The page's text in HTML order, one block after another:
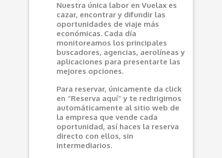
Nuestra única labor en Vuelax es
cazar, encontrar y difundir las
oportunidades de viaje más
económicas. Cada día
monitoreamos los principales
buscadores, agencias, aerolíneas y
aplicaciones para presentarte las
mejores opciones.
Para reservar, únicamente da click
en “Reserva aquí” y te redirigimos
automáticamente al sitio web de
la empresa que vende cada
oportunidad, así haces la reserva
directo con ellos, sin
intermediarios.